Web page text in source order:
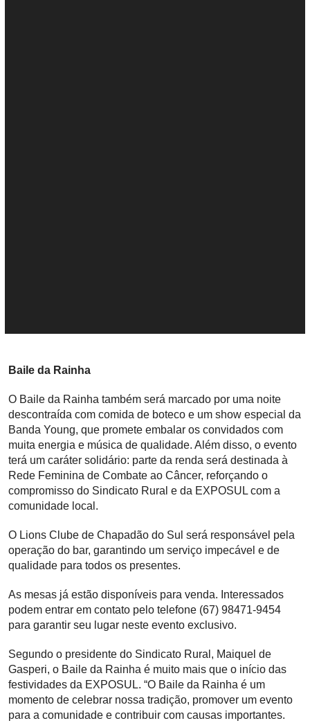
Baile da Rainha
O Baile da Rainha também será marcado por uma noite
descontraída com comida de boteco e um show especial da
Banda Young, que promete embalar os convidados com
muita energia e música de qualidade. Além disso, o evento
terá um caráter solidário: parte da renda será destinada à
Rede Feminina de Combate ao Câncer, reforçando o
compromisso do Sindicato Rural e da EXPOSUL com a
comunidade local.
O Lions Clube de Chapadão do Sul será responsável pela
operação do bar, garantindo um serviço impecável e de
qualidade para todos os presentes.
As mesas já estão disponíveis para venda. Interessados
podem entrar em contato pelo telefone (67) 98471-9454
para garantir seu lugar neste evento exclusivo.
Segundo o presidente do Sindicato Rural, Maiquel de
Gasperi, o Baile da Rainha é muito mais que o início das
festividades da EXPOSUL. “O Baile da Rainha é um
momento de celebrar nossa tradição, promover um evento
para a comunidade e contribuir com causas importantes.